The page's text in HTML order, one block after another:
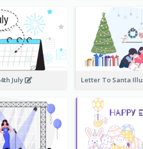
4th July